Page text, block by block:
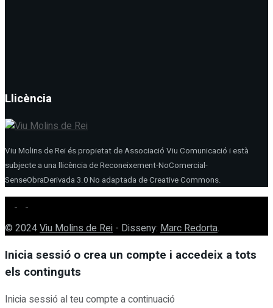
Llicència
Viu Molins de Rei és propietat de Associació Viu Comunicació i està
subjecte a una llicència de Reconeixement-NoComercial-
SenseObraDerivada 3.0 No adaptada de Creative Commons.
© 2024Viu Molins de Rei - Disseny: Marc Redorta.
Inicia sessió o crea un compte i accedeix a tots
els continguts
Inicia sessió al teu compte a continuació